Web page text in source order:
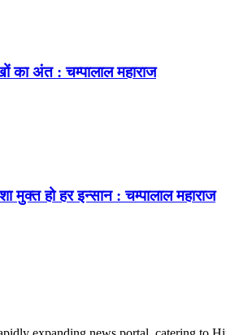
का अंत : चम्पालाल महाराज
मुक्त हो हर इन्सान : चम्पालाल महाराज